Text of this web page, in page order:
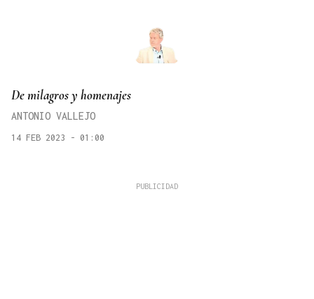
De milagros y homenajes
ANTONIO VALLEJO
14 FEB 2023 - 01:00